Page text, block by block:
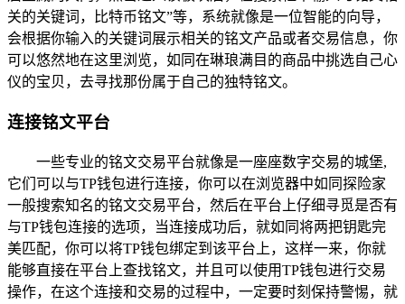
关的关键词，比特币铭文”等，系统就像是一位智能的向导，
会根据你输入的关键词展示相关的铭文产品或者交易信息，你
可以悠然地在这里浏览，如同在琳琅满目的商品中挑选自己心
仪的宝贝，去寻找那份属于自己的独特铭文。
连接铭文平台
一些专业的铭文交易平台就像是一座座数字交易的城堡,
它们可以与TP钱包进行连接，你可以在浏览器中如同探险家
一般搜索知名的铭文交易平台，然后在平台上仔细寻觅是否有
与TP钱包连接的选项，当连接成功后，就如同将两把钥匙完
美匹配，你可以将TP钱包绑定到该平台上，这样一来，你就
能够直接在平台上查找铭文，并且可以使用TP钱包进行交易
操作，在这个连接和交易的过程中，一定要时刻保持警惕，就